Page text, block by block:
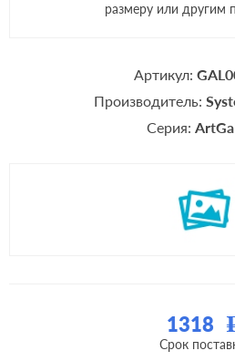
размеру или другим
Артикул:
Производитель:
Серия:
1318
Срок